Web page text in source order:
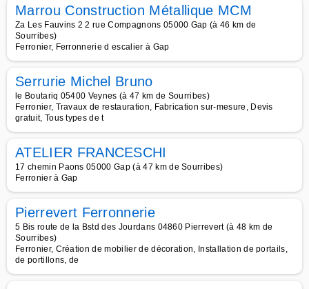
Marrou Construction Métallique MCM
Za Les Fauvins 2 2 rue Compagnons 05000 Gap (à 46 km de
Sourribes)
Ferronier, Ferronnerie d escalier à Gap
Serrurie Michel Bruno
le Boutariq 05400 Veynes (à 47 km de Sourribes)
Ferronier, Travaux de restauration, Fabrication sur-mesure, Devis
gratuit, Tous types de t
ATELIER FRANCESCHI
17 chemin Paons 05000 Gap (à 47 km de Sourribes)
Ferronier à Gap
Pierrevert Ferronnerie
5 Bis route de la Bstd des Jourdans 04860 Pierrevert (à 48 km de
Sourribes)
Ferronier, Création de mobilier de décoration, Installation de portails,
de portillons, de